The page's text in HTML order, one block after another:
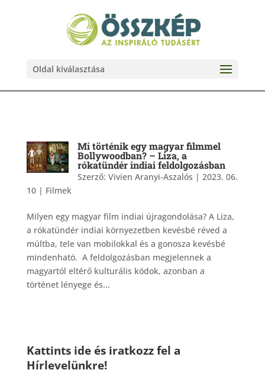
Oldal kiválasztása
Mi történik egy magyar filmmel
Bollywoodban? – Liza, a
rókatündér indiai feldolgozásban
Szerző: Vivien Aranyi-Aszalós | 2023. 06.
10| Filmek
Milyen egy magyar film indiai újragondolása? A Liza,
a rókatündér indiai környezetben kevésbé réved a
múltba, tele van mobilokkal és a gonosza kevésbé
mindenható. A feldolgozásban megjelennek a
magyartól eltérő kulturális kódok, azonban a
történet lényege és...
Kattints ide és iratkozz fel a
Hírlevelünkre!